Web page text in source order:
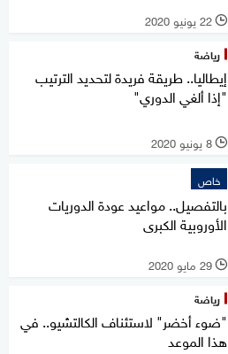
l 22 يونيو 2020
رياضة
إيطاليا.. طريقة فريدة لتحديد الترتيب
"إذا ألغي الدوري"
l 8 يونيو 2020
خاص
بالتفصيل.. مواعيد عودة الدوريات
الأوروبية الكبرى
l 29 مايو 2020
رياضة
"ضوء أخضر" لاستئناف الكالتشيو.. في
هذا الموعد